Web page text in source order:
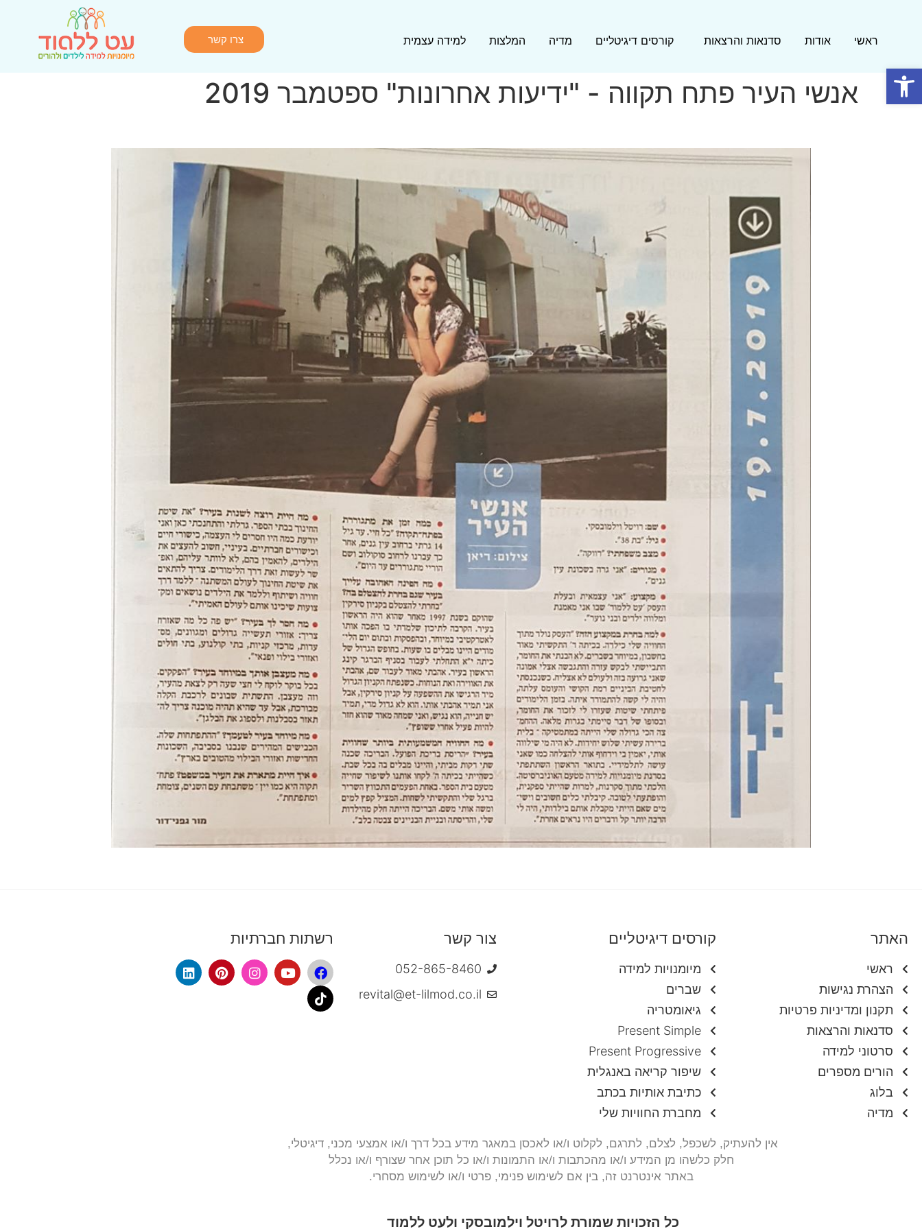
פתח סרגל נגישות
ראשי אודות סדנאות והרצאות קורסים דיגיטליים מדיה המלצות למידה עצמית צרו קשר
אנשי העיר פתח תקווה - "ידיעות אחרונות" ספטמבר 2019
האתר
ראשי
הצהרת נגישות
תקנון ומדיניות פרטיות
סדנאות והרצאות
סרטוני למידה
הורים מספרים
בלוג
מדיה
קורסים דיגיטליים
מיומנויות למידה
שברים
גיאומטריה
Present Simple
Present Progressive
שיפור קריאה באנגלית
כתיבת אותיות בכתב
מחברת החוויות שלי
צור קשר
052-865-8460
revital@et-lilmod.co.il
רשתות חברתיות
אין להעתיק, לשכפל, לצלם, לתרגם, לקלוט ו/או לאכסן במאגר מידע בכל דרך ו/או אמצעי מכני, דיגיטלי,
חלק כלשהו מן המידע ו/או מהכתבות ו/או התמונות ו/או כל תוכן אחר שצורף ו/או נכלל
באתר אינטרנט זה, בין אם לשימוש פנימי, פרטי ו/או לשימוש מסחרי.
כל הזכויות שמורת לרויטל וילמובסקי ולעט ללמוד